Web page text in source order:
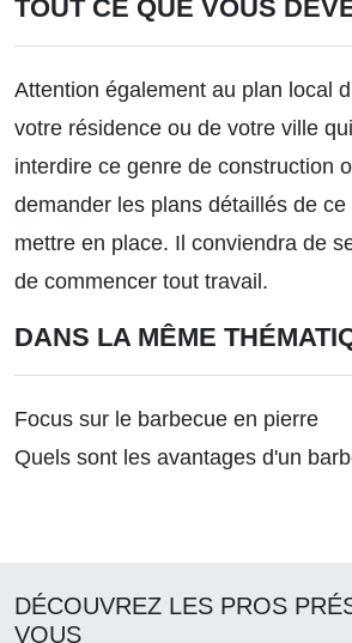
TOUT CE QUE VOUS
Attention également au plan local
votre résidence ou de votre ville
interdire ce genre de construction
demander les plans détaillés de
mettre en place. Il conviendra de
de commencer tout travail.
DANS LA MÊME
Focus sur le barbecue en pierre
Quels sont les avantages d'un
DÉCOUVREZ LES PROS
VOUS